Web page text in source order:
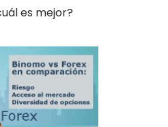
es mejor?